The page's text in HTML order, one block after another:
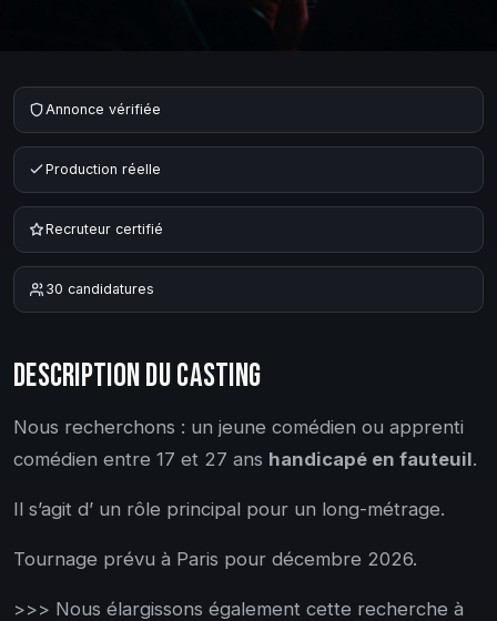
Annonce vérifiée
Production réelle
Recruteur certifié
30 candidatures
DESCRIPTION DU CASTING
Nous recherchons : un jeune comédien ou apprenti
comédien entre 17 et 27 ans handicapé en fauteuil.
Il s’agit d’ un rôle principal pour un long-métrage.
Tournage prévu à Paris pour décembre 2026.
>>> Nous élargissons également cette recherche à